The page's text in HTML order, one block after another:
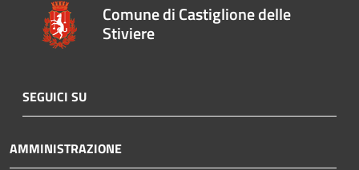
Comune di Castiglione delle
Stiviere
SEGUICI SU
AMMINISTRAZIONE